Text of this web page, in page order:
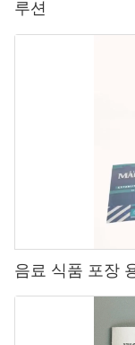
루션
음료 식품 포장